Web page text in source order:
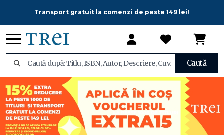
Transport gratuit la comenzi de peste 149 lei!
Caută